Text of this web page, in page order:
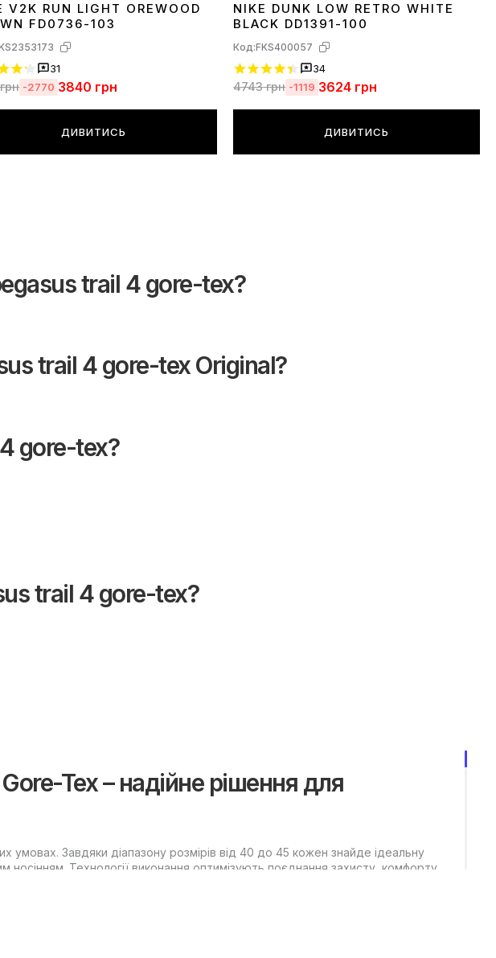
38394041 42 43 4445
V2K RUN LIGHT OREWOOD
FD0736-103
31
-2770 3840 грн
ДИВИТИСЬ
3637 383940 414243 4445
NIKE DUNK LOW RETRO WHITE
BLACK DD1391-100
Код:FKS400057
34
4743грн -1119 3624 грн
ДИВИТИСЬ
trail 4 gore-tex?
trail 4 gore-tex Original?
gore-tex?
trail 4 gore-tex?
Tex – надійне рішення для
умовах. Завдяки діапазону розмірів від 40 до 45 кожен знайде ідеальну
Технології виконання оптимізують поєднання захисту, комфорту